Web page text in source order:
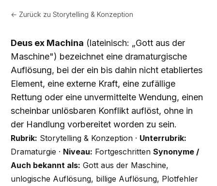
← Zurück zuStorytelling & Konzeption
Deus ex Machina (lateinisch: „Gott aus der
Maschine") bezeichnet eine dramaturgische
Auflösung, bei der ein bis dahin nicht etabliertes
Element, eine externe Kraft, eine zufällige
Rettung oder eine unvermittelte Wendung, einen
scheinbar unlösbaren Konflikt auflöst, ohne in
der Handlung vorbereitet worden zu sein.
Rubrik: Storytelling & Konzeption · Unterrubrik:
Dramaturgie · Niveau: FortgeschrittenSynonyme /
Auch bekannt als: Gott aus der Maschine,
unlogische Auflösung, billige Auflösung, Plotfehler